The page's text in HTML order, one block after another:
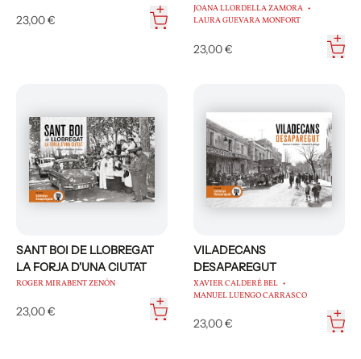
23,00 €
JOANA LLORDELLA ZAMORA
LAURA GUEVARA MONFORT
23,00 €
SANT BOI DE LLOBREGAT
LA FORJA D'UNA CIUTAT
ROGER MIRABENT ZENÓN
23,00 €
VILADECANS
DESAPAREGUT
XAVIER CALDERÉ BEL
MANUEL LUENGO CARRASCO
23,00 €